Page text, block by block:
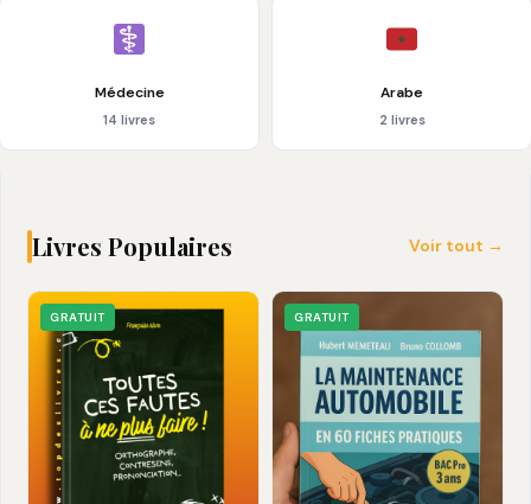
Médecine
14 livres
Arabe
2 livres
Livres Populaires Voir tout →
GRATUIT GRATUIT